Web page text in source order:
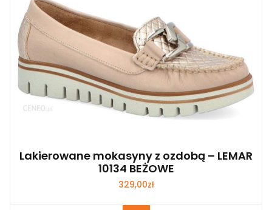
Lakierowane mokasyny z ozdobą – LEMAR
10134 BEŻOWE
329,00zł